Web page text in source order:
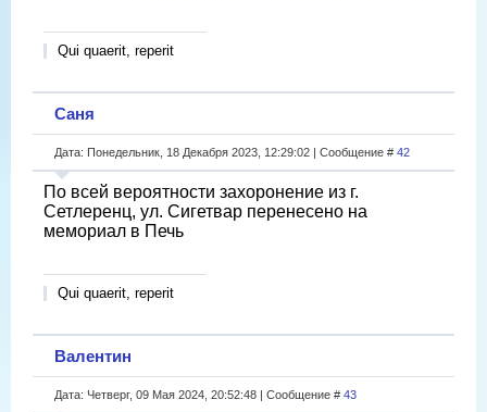
Qui quaerit, reperit
Саня
Дата: Понедельник, 18 Декабря 2023, 12:29:02 | Сообщение # 42
По всей вероятности захоронение из г.
Сетлеренц, ул. Сигетвар перенесено на
мемориал в Печь
Qui quaerit, reperit
Валентин
Дата: Четверг, 09 Мая 2024, 20:52:48 | Сообщение # 43